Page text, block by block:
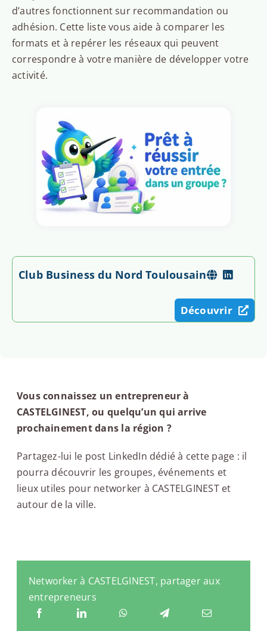
d’autres fonctionnent sur recommandation ou
adhésion. Cette liste vous aide à comparer les
formats et à repérer les réseaux qui peuvent
correspondre à votre manière de développer votre
activité.
Club Business du Nord Toulousain
Découvrir
Vous connaissez un entrepreneur à
CASTELGINEST, ou quelqu’un qui arrive
prochainement dans la région ?
Partagez-lui le post LinkedIn dédié à cette page : il
pourra découvrir les groupes, événements et
lieux utiles pour networker à CASTELGINEST et
autour de la ville.
Networker à CASTELGINEST, partager aux
entrepreneurs